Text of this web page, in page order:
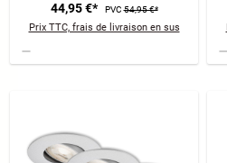
44,95 €* PVC54,95 €*
Prix TTC, frais de livraison en sus